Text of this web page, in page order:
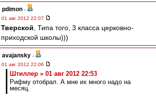
pdimon -
01 авг 2012 22:07
Тверской , Типа того, 3 класса церковно-
приходской школы)))
avajansky -
01 авг 2012 22:06
Штиллер » 01 авг 2012 22:53
Рифму отобрал. А мне их много надо на
месяц.